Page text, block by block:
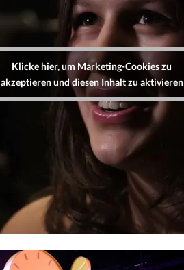
Klicke hier, um Marketing-Cookies zu
akzeptieren und diesen Inhalt zu aktivieren